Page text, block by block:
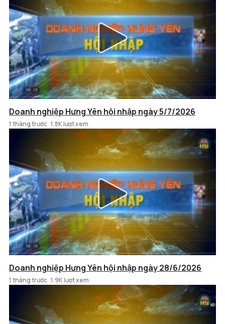
Doanh nghiệp Hưng Yên hội nhập ngày 5/7/2026
1 tháng trước 1.8K lượt xem
Doanh nghiệp Hưng Yên hội nhập ngày 28/6/2026
1 tháng trước 1.9K lượt xem